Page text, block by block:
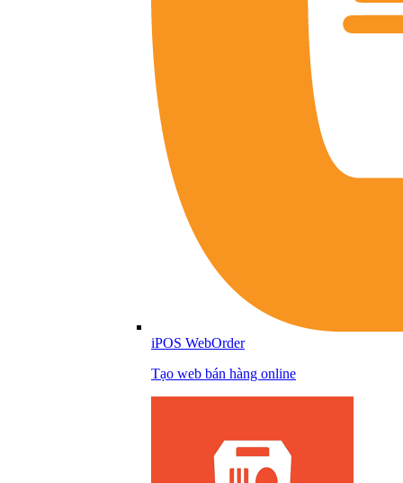
iPOS WebOrder
Tạo web bán hàng online